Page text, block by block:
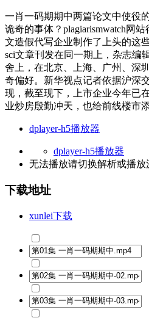
一肖一码期期中两篇论文中使役
诡奇的事体？plagiarismwatch网
文造假代写企业制作了上头的这
sci文章刊发在同一期上，杂志编
舍上，在北京、上海、广州、深
奇偏好。新华视点记者依据沪深
现，截至现下，上市企业今年已
业炒房殷勤冲天，也给前线楼市
dplayer-h5播放器
dplayer-h5播放器
无法播放请切换解析或播放
下载地址
xunlei下载